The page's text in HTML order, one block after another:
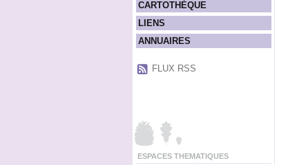
CARTOTHÈQUE
LIENS
ANNUAIRES
FLUX RSS
ESPACES THEMATIQUES